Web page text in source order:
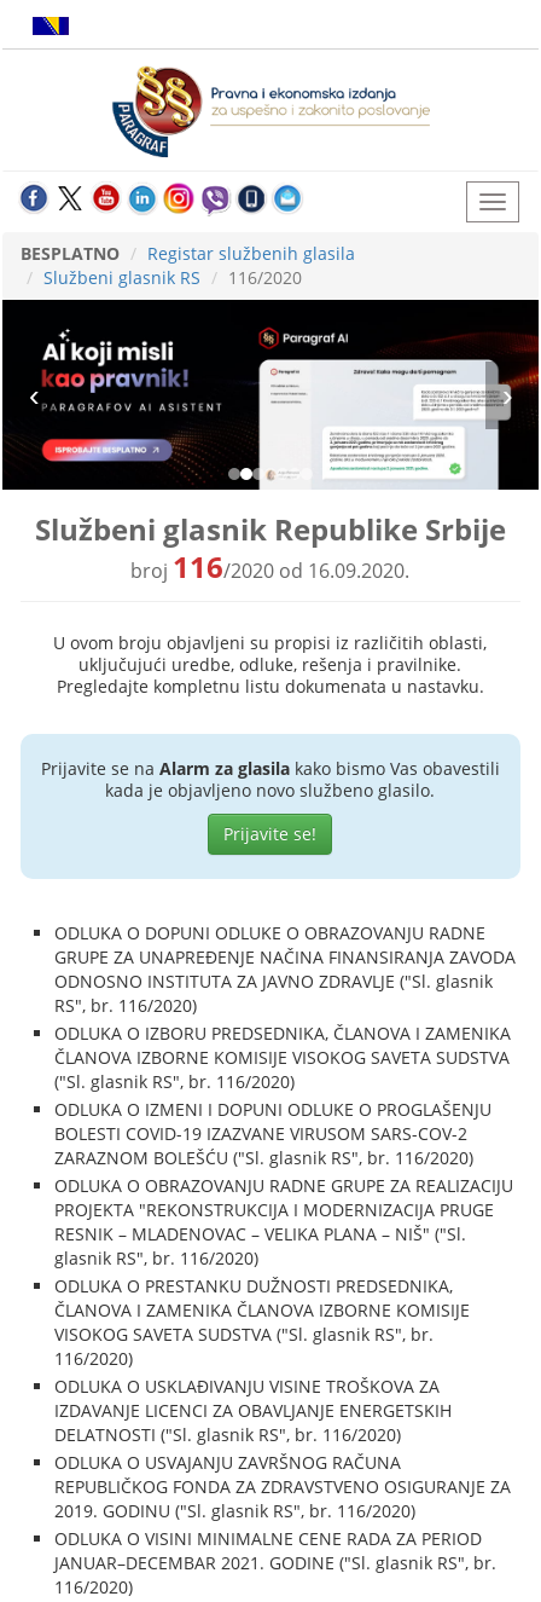
BESPLATNO
Registar službenih glasila
Službeni glasnik RS
116/2020
Službeni glasnik Republike Srbije
broj 116/2020 od 16.09.2020.
U ovom broju objavljeni su propisi iz različitih oblasti,
uključujući uredbe, odluke, rešenja i pravilnike.
Pregledajte kompletnu listu dokumenata u nastavku.
Prijavite se na Alarm za glasilakako bismo Vas obavestili
kada je objavljeno novo službeno glasilo.
Prijavite se!
ODLUKA O DOPUNI ODLUKE O OBRAZOVANJU RADNE
GRUPE ZA UNAPREĐENJE NAČINA FINANSIRANJA ZAVODA
ODNOSNO INSTITUTA ZA JAVNO ZDRAVLJE ("Sl. glasnik
RS", br. 116/2020)
ODLUKA O IZBORU PREDSEDNIKA, ČLANOVA I ZAMENIKA
ČLANOVA IZBORNE KOMISIJE VISOKOG SAVETA SUDSTVA
("Sl. glasnik RS", br. 116/2020)
ODLUKA O IZMENI I DOPUNI ODLUKE O PROGLAŠENJU
BOLESTI COVID-19 IZAZVANE VIRUSOM SARS-COV-2
ZARAZNOM BOLEŠĆU ("Sl. glasnik RS", br. 116/2020)
ODLUKA O OBRAZOVANJU RADNE GRUPE ZA REALIZACIJU
PROJEKTA "REKONSTRUKCIJA I MODERNIZACIJA PRUGE
RESNIK – MLADENOVAC – VELIKA PLANA – NIŠ" ("Sl.
glasnik RS", br. 116/2020)
ODLUKA O PRESTANKU DUŽNOSTI PREDSEDNIKA,
ČLANOVA I ZAMENIKA ČLANOVA IZBORNE KOMISIJE
VISOKOG SAVETA SUDSTVA ("Sl. glasnik RS", br.
116/2020)
ODLUKA O USKLAĐIVANJU VISINE TROŠKOVA ZA
IZDAVANJE LICENCI ZA OBAVLJANJE ENERGETSKIH
DELATNOSTI ("Sl. glasnik RS", br. 116/2020)
ODLUKA O USVAJANJU ZAVRŠNOG RAČUNA
REPUBLIČKOG FONDA ZA ZDRAVSTVENO OSIGURANJE ZA
2019. GODINU ("Sl. glasnik RS", br. 116/2020)
ODLUKA O VISINI MINIMALNE CENE RADA ZA PERIOD
JANUAR–DECEMBAR 2021. GODINE ("Sl. glasnik RS", br.
116/2020)